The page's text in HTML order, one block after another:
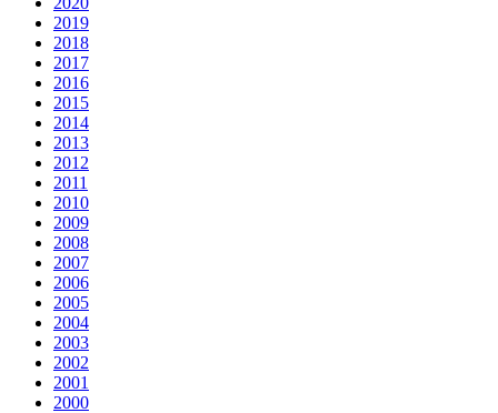
2019
2018
2017
2016
2015
2014
2013
2012
2011
2010
2009
2008
2007
2006
2005
2004
2003
2002
2001
2000